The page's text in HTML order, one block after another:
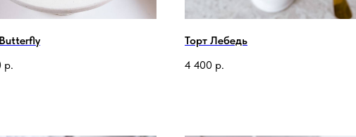
р.
Торт Лебедь
4 400 р.